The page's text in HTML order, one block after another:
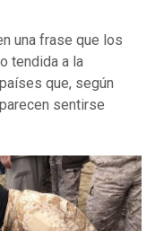
una frase que los
tendida a la
que, según
sentirse